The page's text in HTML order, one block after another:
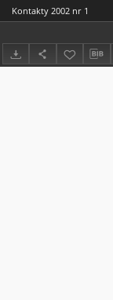
Kontakty 2002 nr 1